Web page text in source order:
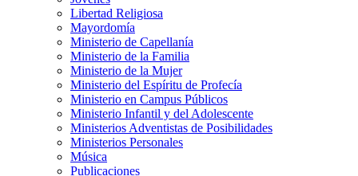
Libertad Religiosa
Mayordomía
Ministerio de Capellanía
Ministerio de la Familia
Ministerio de la Mujer
Ministerio del Espíritu de Profecía
Ministerio en Campus Públicos
Ministerio Infantil y del Adolescente
Ministerios Adventistas de Posibilidades
Ministerios Personales
Música
Publicaciones